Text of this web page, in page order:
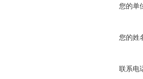
您的单
您的姓
联系电